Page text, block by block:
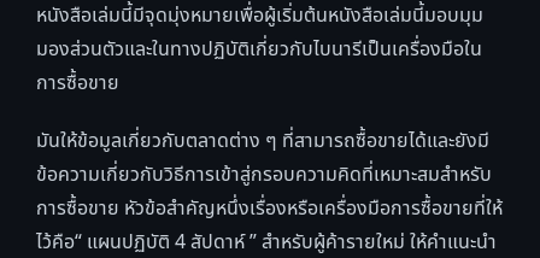
หนังสือเล่มนี้มีจุดมุ่งหมายเพื่อผู้เริ่มต้นหนังสือเล่มนี้มอบมุม
มองส่วนตัวและในทางปฏิบัติเกี่ยวกับไบนารีเป็นเครื่องมือใน
การซื้อขาย
มันให้ข้อมูลเกี่ยวกับตลาดต่าง ๆ ที่สามารถซื้อขายได้และยังมี
ข้อความเกี่ยวกับวิธีการเข้าสู่กรอบความคิดที่เหมาะสมสำหรับ
การซื้อขาย หัวข้อสำคัญหนึ่งเรื่องหรือเครื่องมือการซื้อขายที่ให้
ไว้คือ“ แผนปฏิบัติ 4 สัปดาห์ ” สำหรับผู้ค้ารายใหม่ ให้คำแนะนำ